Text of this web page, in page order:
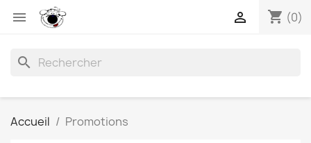
 shopping_cart (0)

search
Accueil Promotions